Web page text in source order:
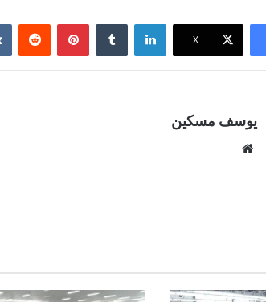
‫X
لينكدإن بينتيريست
يوسف مسكين